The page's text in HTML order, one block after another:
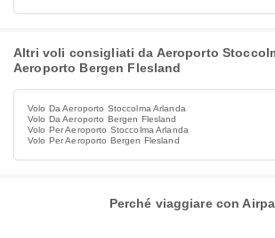
Altri voli consigliati da Aeroporto
Aeroporto Bergen Flesland
Volo Da Aeroporto Stoccolma Arlanda
Volo Da Aeroporto Bergen Flesland
Volo Per Aeroporto Stoccolma Arlanda
Volo Per Aeroporto Bergen Flesland
Perché viaggiare con